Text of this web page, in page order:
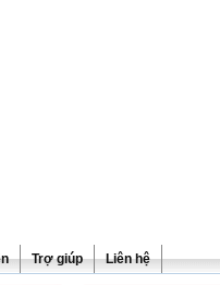
Trợ giúp Liên hệ